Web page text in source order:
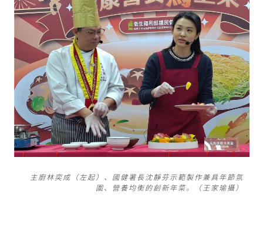
主廚林奕成（左起）、國健署長沈靜芬示範製作兼具年節氛
圍、營養均衡的創新年菜。（王家瑜攝）